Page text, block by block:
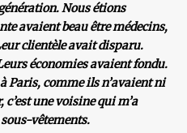
Nous étions
avaient beau être médecins,
clientèle avait disparu.
économies avaient fondu.
Paris, comme ils n’avaient ni
une voisine qui m’a
sous-vêtements.